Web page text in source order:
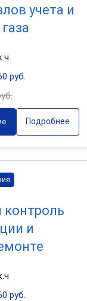
учета и
руб.
Подробнее
контроль
и
руб.